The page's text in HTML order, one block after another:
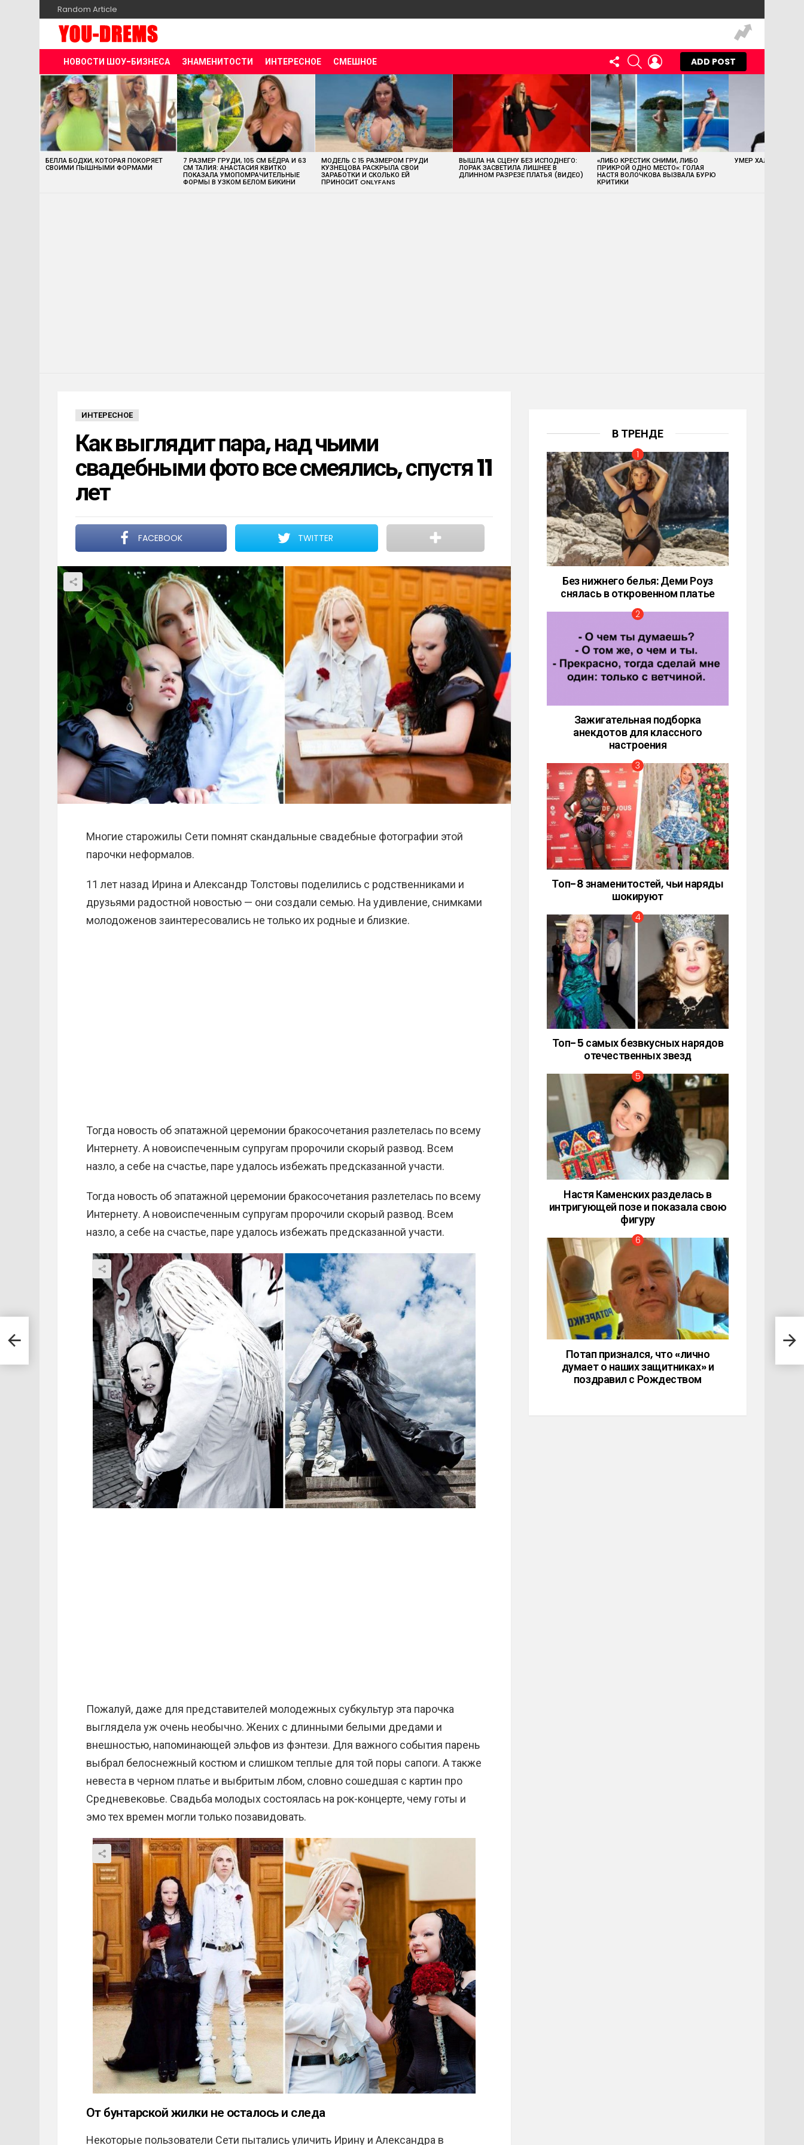
Random Article
НОВОСТИ ШОУ-БИЗНЕСА ЗНАМЕНИТОСТИ ИНТЕРЕСНОЕ СМЕШНОЕ
FOLLOW
US
SEARCHLOGIN
ADD POST
MOST
VIEWED
STORIES
БЕЛЛА БОДХИ, КОТОРАЯ ПОКОРЯЕТ
СВОИМИ ПЫШНЫМИ ФОРМАМИ
7 РАЗМЕР ГРУДИ, 105 СМ БЁДРА И 63
СМ ТАЛИЯ: АНАСТАСИЯ КВИТКО
ПОКАЗАЛА УМОПОМРАЧИТЕЛЬНЫЕ
ФОРМЫ В УЗКОМ БЕЛОМ БИКИНИ
МОДЕЛЬ С 15 РАЗМЕРОМ ГРУДИ
КУЗНЕЦОВА РАСКРЫЛА СВОИ
ЗАРАБОТКИ И СКОЛЬКО ЕЙ
ПРИНОСИТ ONLYFANS
ВЫШЛА НА СЦЕНУ БЕЗ ИСПОДНЕГО:
ЛОРАК ЗАСВЕТИЛА ЛИШНЕЕ В
ДЛИННОМ РАЗРЕЗЕ ПЛАТЬЯ (ВИДЕО)
«ЛИБО КРЕСТИК СНИМИ, ЛИБО
ПРИКРОЙ ОДНО МЕСТО»: ГОЛАЯ
НАСТЯ ВОЛОЧКОВА ВЫЗВАЛА БУРЮ
КРИТИКИ
УМЕР ХАЛК ХОГАН
ИНТЕРЕСНОЕ
Как выглядит пара, над чьими
свадебными фото все смеялись, спустя 11
лет
FACEBOOK TWITTER
Многие старожилы Сети помнят скандальные свадебные фотографии этой
парочки неформалов.
11 лет назад Ирина и Александр Толстовы поделились с родственниками и
друзьями радостной новостью — они создали семью. На удивление, снимками
молодоженов заинтересовались не только их родные и близкие.
Тогда новость об эпатажной церемонии бракосочетания разлетелась по всему
Интернету. А новоиспеченным супругам пророчили скорый развод. Всем
назло, а себе на счастье, паре удалось избежать предсказанной участи.
Тогда новость об эпатажной церемонии бракосочетания разлетелась по всему
Интернету. А новоиспеченным супругам пророчили скорый развод. Всем
назло, а себе на счастье, паре удалось избежать предсказанной участи.
Пожалуй, даже для представителей молодежных субкультур эта парочка
выглядела уж очень необычно. Жених с длинными белыми дредами и
внешностью, напоминающей эльфов из фэнтези. Для важного события парень
выбрал белоснежный костюм и слишком теплые для той поры сапоги. А также
невеста в черном платье и выбритым лбом, словно сошедшая с картин про
Средневековье. Свадьба молодых состоялась на рок-концерте, чему готы и
эмо тех времен могли только позавидовать.
От бунтарской жилки не осталось и следа
Некоторые пользователи Сети пытались уличить Ирину и Александра в
В ТРЕНДЕ
Без нижнего белья: Деми Роуз
снялась в откровенном платье
Зажигательная подборка
анекдотов для классного
настроения
Топ-8 знаменитостей, чьи наряды
шокируют
Топ-5 самых безвкусных нарядов
отечественных звезд
Настя Каменских разделась в
интригующей позе и показала свою
фигуру
Потап признался, что «лично
думает о наших защитниках» и
поздравил с Рождеством